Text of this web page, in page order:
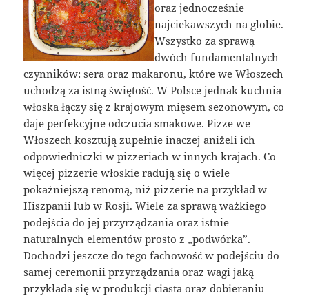
oraz jednocześnie
najciekawszych na globie.
Wszystko za sprawą
dwóch fundamentalnych
czynników: sera oraz makaronu, które we Włoszech
uchodzą za istną świętość. W Polsce jednak kuchnia
włoska łączy się z krajowym mięsem sezonowym, co
daje perfekcyjne odczucia smakowe. Pizze we
Włoszech kosztują zupełnie inaczej aniżeli ich
odpowiedniczki w pizzeriach w innych krajach. Co
więcej pizzerie włoskie radują się o wiele
pokaźniejszą renomą, niż pizzerie na przykład w
Hiszpanii lub w Rosji. Wiele za sprawą ważkiego
podejścia do jej przyrządzania oraz istnie
naturalnych elementów prosto z „podwórka”.
Dochodzi jeszcze do tego fachowość w podejściu do
samej ceremonii przyrządzania oraz wagi jaką
przykłada się w produkcji ciasta oraz dobieraniu